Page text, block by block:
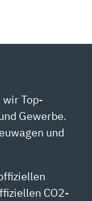
Top-
Gewerbe.
und
CO2-